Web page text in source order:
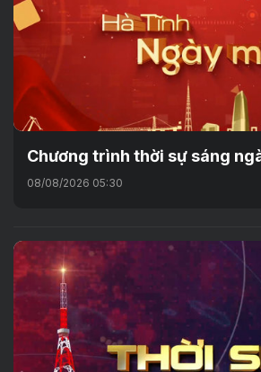
Chương trình thời sự sáng
08/08/2026 05:30